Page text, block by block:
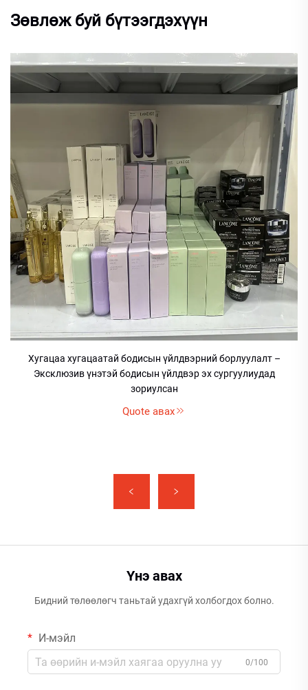
Зөвлөж буй бүтээгдэхүүн
Хугацаа хугацаатай бодисын үйлдвэрний борлуулалт –
Эксклюзив үнэтэй бодисын үйлдвэр эх сургуулиудад
зориулсан
Quote авах
Үнэ авах
Бидний төлөөлөгч таньтай удахгүй холбогдох болно.
И-мэйл
0/100